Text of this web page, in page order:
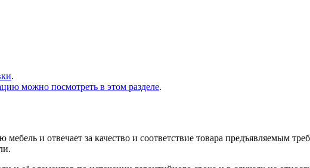
.
можно посмотреть в этом разделе.
мебель и отвечает за качество и соответствие товара предъяв­ляе­мым